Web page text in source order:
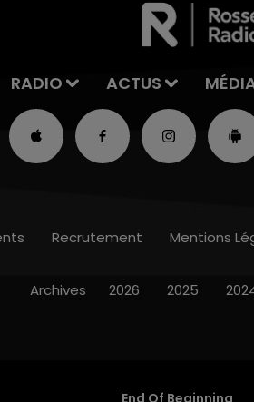
RADIO ACTUS
End Of Beginning
Recrutement Mentions
Archives 2026 2025